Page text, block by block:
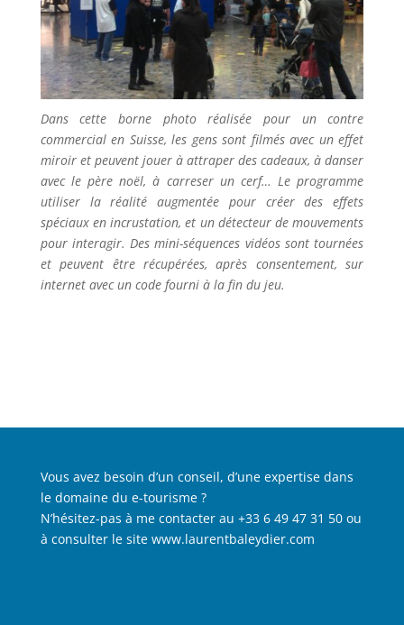
Dans cette borne photo réalisée pour un contre
commercial en Suisse, les gens sont filmés avec un effet
miroir et peuvent jouer à attraper des cadeaux, à danser
avec le père noël, à carreser un cerf… Le programme
utiliser la réalité augmentée pour créer des effets
spéciaux en incrustation, et un détecteur de mouvements
pour interagir. Des mini-séquences vidéos sont tournées
et peuvent être récupérées, après consentement, sur
internet avec un code fourni à la fin du jeu.
Vous avez besoin d’un conseil, d’une expertise dans
le domaine du e-tourisme ?
N’hésitez-pas à me contacter au +33 6 49 47 31 50 ou
à consulter le site www.laurentbaleydier.com